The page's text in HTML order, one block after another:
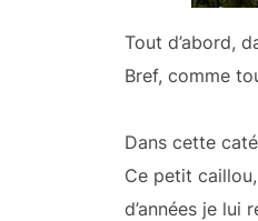
Tout d’abord,
Bref, comme
Dans cette
Ce petit
d’années je lui